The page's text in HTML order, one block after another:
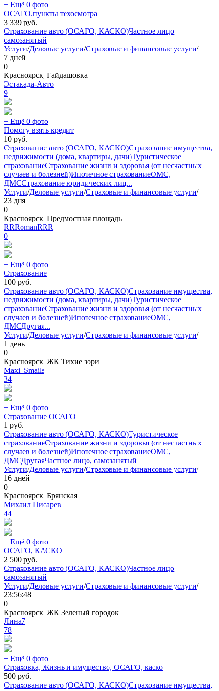
+ Ещё 0 фото
ОСАГО.пункты техосмотра
3 339 руб.
Страхование авто (ОСАГО, КАСКО)Частное лицо,
самозанятый
Услуги/Деловые услуги/Страховые и финансовые услуги/
7 дней
0
Красноярск, Гайдашовка
Эстакада-Авто
9
+ Ещё 0 фото
Помогу взять кредит
10 руб.
Страхование авто (ОСАГО, КАСКО)Страхование имущества,
недвижимости (дома, квартиры, дачи)Туристическое
страхованиеСтрахование жизни и здоровья (от несчастных
случаев и болезней)Ипотечное страхованиеОМС,
ДМССтрахование юридических лиц...
Услуги/Деловые услуги/Страховые и финансовые услуги/
23 дня
0
Красноярск, Предмостная площадь
RRRomanRRR
0
+ Ещё 0 фото
Страхование
100 руб.
Страхование авто (ОСАГО, КАСКО)Страхование имущества,
недвижимости (дома, квартиры, дачи)Туристическое
страхованиеСтрахование жизни и здоровья (от несчастных
случаев и болезней)Ипотечное страхованиеОМС,
ДМСДругая...
Услуги/Деловые услуги/Страховые и финансовые услуги/
1 день
0
Красноярск, ЖК Тихие зори
Maxi_Smails
34
+ Ещё 0 фото
Страхование ОСАГО
1 руб.
Страхование авто (ОСАГО, КАСКО)Туристическое
страхованиеСтрахование жизни и здоровья (от несчастных
случаев и болезней)Ипотечное страхованиеОМС,
ДМСДругаяЧастное лицо, самозанятый
Услуги/Деловые услуги/Страховые и финансовые услуги/
16 дней
0
Красноярск, Брянская
Михаил Писарев
44
+ Ещё 0 фото
ОСАГО, КАСКО
2 500 руб.
Страхование авто (ОСАГО, КАСКО)Частное лицо,
самозанятый
Услуги/Деловые услуги/Страховые и финансовые услуги/
23:56:48
0
Красноярск, ЖК Зеленый городок
Лина7
78
+ Ещё 0 фото
Страховка, Жизнь и имущество, ОСАГО, каско
500 руб.
Страхование авто (ОСАГО, КАСКО)Страхование имущества,